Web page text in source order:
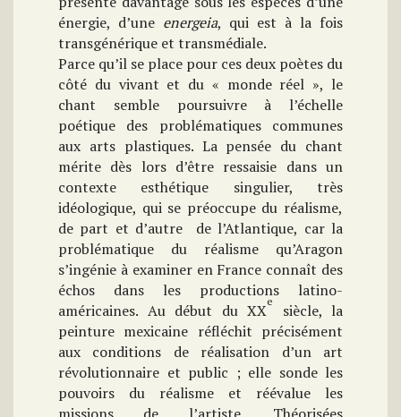
énergie, d’une energeia, qui est à la fois
transgénérique et transmédiale.
Parce qu’il se place pour ces deux poètes du
côté du vivant et du « monde réel », le
chant semble poursuivre à l’échelle
poétique des problématiques communes
aux arts plastiques. La pensée du chant
mérite dès lors d’être ressaisie dans un
contexte esthétique singulier, très
idéologique, qui se préoccupe du réalisme,
de part et d’autre de l’Atlantique, car la
problématique du réalisme qu’Aragon
s’ingénie à examiner en France connaît des
échos dans les productions latino-
américaines. Au début du XXe
siècle, la
peinture mexicaine réfléchit précisément
aux conditions de réalisation d’un art
révolutionnaire et public ; elle sonde les
pouvoirs du réalisme et réévalue les